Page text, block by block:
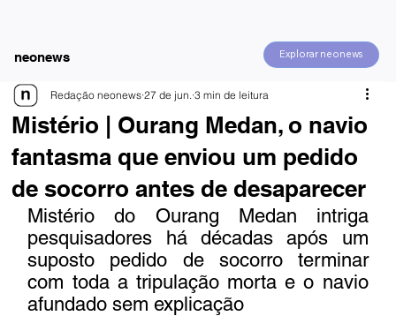
Explorar neonews
neonews
Mistério | Ourang Medan, o navio
fantasma que enviou um pedido
de socorro antes de desaparecer
Redação neonews 27 de jun. 3 min de leitura
Mistério do Ourang Medan intriga
pesquisadores há décadas após um
suposto pedido de socorro terminar
com toda a tripulação morta e o navio
afundado sem explicação